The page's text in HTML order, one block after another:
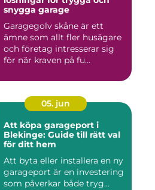
snygga garage
Garagegolv skåne är ett
ämne som allt fler husägare
och företag intresserar sig
för när kraven på fu...
05. jun
Att köpa garageport i
Blekinge: Guide till rätt val
för ditt hem
Att byta eller installera en ny
garageport är en investering
som påverkar både tryg...